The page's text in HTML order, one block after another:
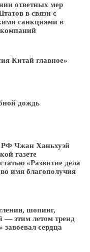
ответных мер
в связи с
санкциями в
Китай главное»
дождь
РФ Чжан Ханьхуэй
газете
«Развитие дела
имя благополучия
шопинг,
— этим летом тренд
сердца